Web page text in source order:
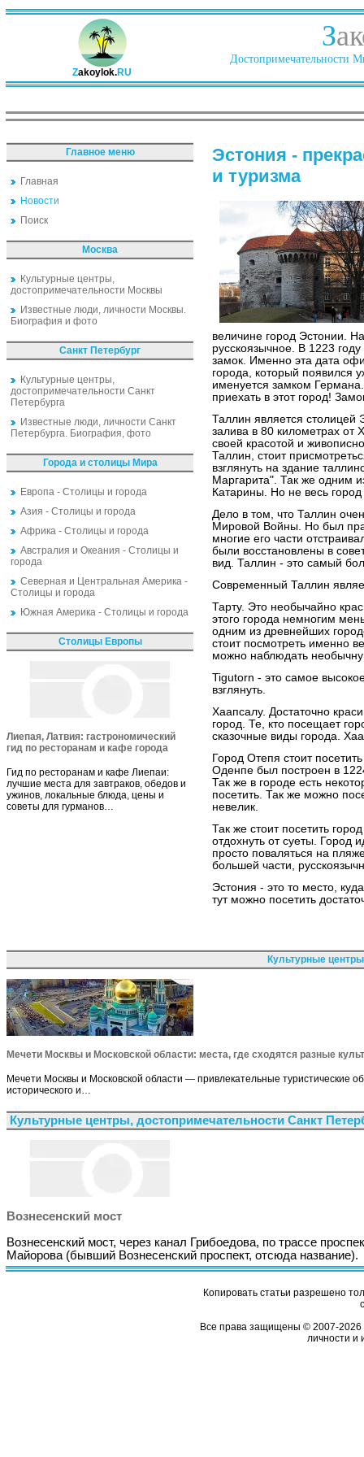
Zakoylok.RU
З
Достопримечательности
Главное меню
Главная
Новости
Поиск
Москва
Культурные центры,
достопримечательности Москвы
Известные люди, личности Москвы.
Биография и фото
Санкт Петербург
Культурные центры,
достопримечательности Санкт
Петербурга
Известные люди, личности Санкт
Петербурга. Биография, фото
Города и столицы Мира
Европа - Столицы и города
Азия - Столицы и города
Африка - Столицы и города
Австралия и Океания - Столицы и
города
Северная и Центральная Америка -
Столицы и города
Южная Америка - Столицы и города
Столицы Европы
Лиепая, Латвия: гастрономический
гид по ресторанам и кафе города
Гид по ресторанам и кафе Лиепаи:
лучшие места для завтраков, обедов и
ужинов, локальные блюда, цены и
советы для гурманов…
Эстония -
и туризма
величине город Эстонии.
русскоязычное. В 1223
замок. Именно эта дата
города, который появился
именуется замком
приехать в этот город!
Таллин является столицей
залива в 80 километрах от
своей красотой и
Таллин, стоит
взглянуть на здание
Маргарита". Так же одним
Катарины. Но не весь город
Дело в том, что Таллин
Мировой Войны. Но был
многие его части
были восстановлены в
вид. Таллин - это самый
Современный Таллин
Тарту. Это необычайно
этого города немногим
одним из древнейших
стоит посмотреть именно
можно наблюдать
Tigutorn - это самое
взглянуть.
Хаапсалу. Достаточно
город. Те, кто посещает
сказочные виды города.
Город Отепя стоит
Оденпе был построен в
Так же в городе есть
посетить. Так же можно
невелик.
Так же стоит посетить
отдохнуть от суеты. Город
просто поваляться на
большей части,
Эстония - это то место,
тут можно посетить
Культурные
Мечети Москвы и Московской области: места, где сходятся разные
Мечети Москвы и Московской области — привлекательные туристические
исторического и…
Культурные центры, достопримечательности Санкт
Вознесенский мост
Вознесенский мост, через канал Грибоедова, по трассе
Майорова (бывший Вознесенский проспект, отсюда название).
Копировать статьи разрешено
Все права защищены © 2007-2026
личности и